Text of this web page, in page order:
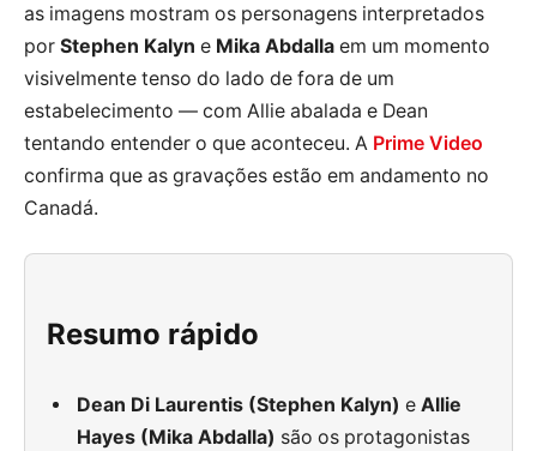
as imagens mostram os personagens interpretados
por Stephen Kalyn e Mika Abdalla em um momento
visivelmente tenso do lado de fora de um
estabelecimento — com Allie abalada e Dean
tentando entender o que aconteceu. A Prime Video
confirma que as gravações estão em andamento no
Canadá.
Resumo rápido
Dean Di Laurentis (Stephen Kalyn) eAllie
Hayes (Mika Abdalla) são os protagonistas